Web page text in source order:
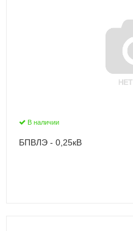
В наличии
БПВЛЭ - 0,25кВ